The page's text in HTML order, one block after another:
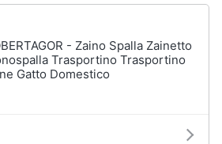
- Zaino Spalla Zainetto
Trasportino Trasportino
Gatto Domestico